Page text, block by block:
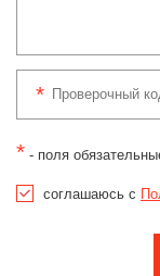
* - поля
соглашаюсь с